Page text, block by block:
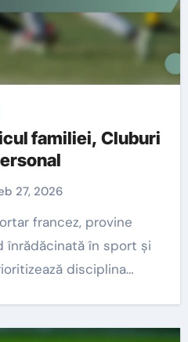
familiei, Cluburi
27, 2026
în sport și
disciplina…